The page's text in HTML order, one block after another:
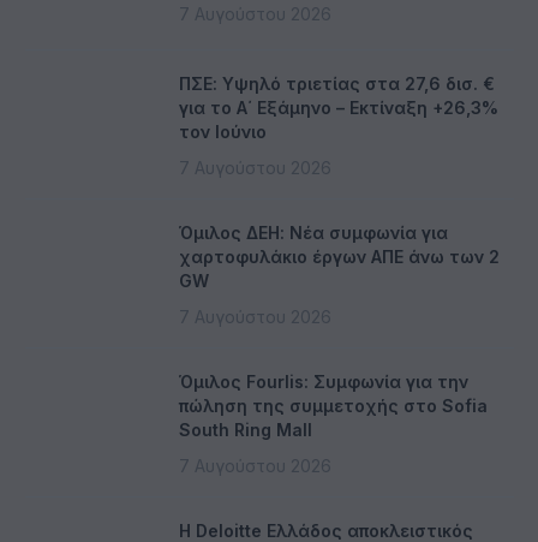
7 Αυγούστου 2026
ΠΣΕ: Υψηλό τριετίας στα 27,6 δισ. €
για το Α΄ Εξάμηνο – Εκτίναξη +26,3%
τον Ιούνιο
7 Αυγούστου 2026
Όμιλος ΔΕΗ: Νέα συμφωνία για
χαρτοφυλάκιο έργων ΑΠΕ άνω των 2
GW
7 Αυγούστου 2026
Όμιλος Fourlis: Συμφωνία για την
πώληση της συμμετοχής στο Sofia
South Ring Mall
7 Αυγούστου 2026
Η Deloitte Ελλάδος αποκλειστικός